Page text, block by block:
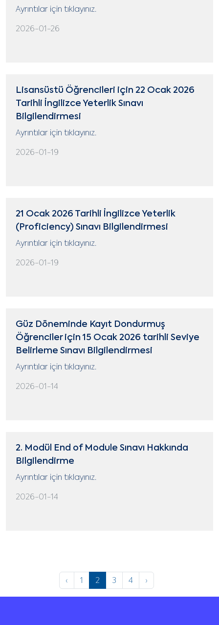
Ayrıntılar için tıklayınız.
2026-01-26
Lisansüstü Öğrencileri için 22 Ocak 2026
Tarihli İngilizce Yeterlik Sınavı
Bilgilendirmesi
Ayrıntılar için tıklayınız.
2026-01-19
21 Ocak 2026 Tarihli İngilizce Yeterlik
(Proficiency) Sınavı Bilgilendirmesi
Ayrıntılar için tıklayınız.
2026-01-19
Güz Döneminde Kayıt Dondurmuş
Öğrenciler için 15 Ocak 2026 tarihli Seviye
Belirleme Sınavı Bilgilendirmesi
Ayrıntılar için tıklayınız.
2026-01-14
2. Modül End of Module Sınavı Hakkında
Bilgilendirme
Ayrıntılar için tıklayınız.
2026-01-14
‹ 1 2 3 4 ›